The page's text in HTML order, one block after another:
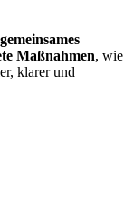
gemeinsames
Maßnahmen, wie
klarer und